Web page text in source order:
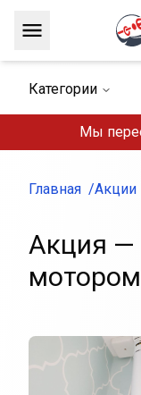
Навигация
Категории
Мы
Главная Акции
Акция —